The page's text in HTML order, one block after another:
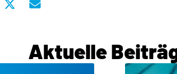
Aktuelle